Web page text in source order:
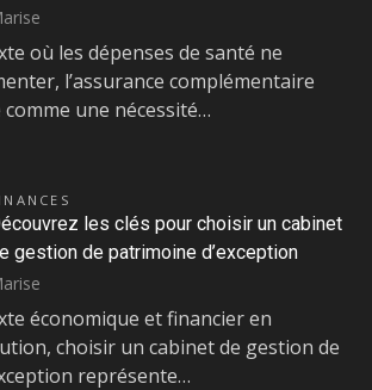
où les dépenses de santé ne
l’assurance complémentaire
comme une nécessité…
les clés pour choisir un cabinet
gestion de patrimoine d’exception
économique et financier en
choisir un cabinet de gestion de
représente…